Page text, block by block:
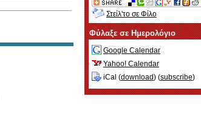
Στείλ'το σε Φίλο
Φύλαξε σε Ημερολόγιο
Google Calendar
Yahoo! Calendar
iCal (download) (subscribe)